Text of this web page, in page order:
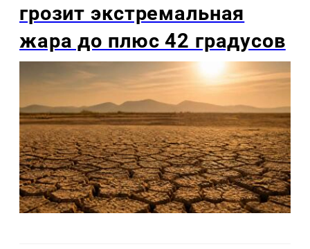
грозит экстремальная
жара до плюс 42 градусов